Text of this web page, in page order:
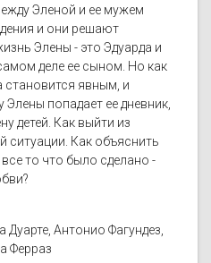
Эленой и ее мужем
и они решают
Элены - это Эдуарда и
деле ее сыном. Но как
становится явным, и
попадает ее дневник,
детей. Как выйти из
ситуации. Как объяснить
то что было сделано -
Дуарте, Антонио Фагундез,
Ферраз